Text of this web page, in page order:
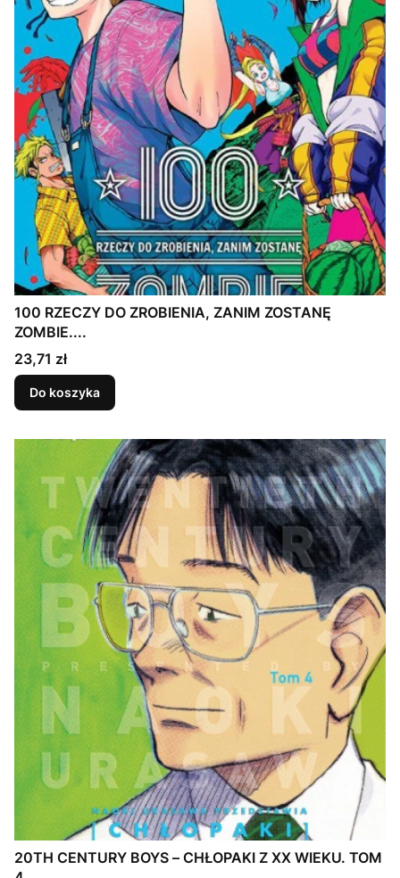
100 RZECZY DO ZROBIENIA, ZANIM ZOSTANĘ
ZOMBIE....
Cena
23,71 zł
Do koszyka
20TH CENTURY BOYS – CHŁOPAKI Z XX WIEKU. TOM